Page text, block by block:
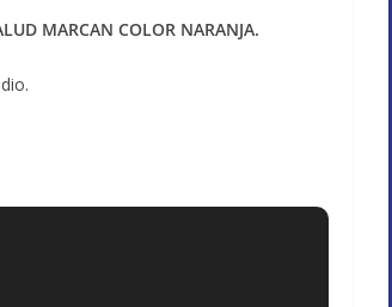
MARCAN COLOR NARANJA.